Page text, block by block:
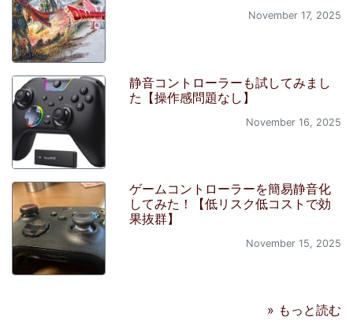
November 17, 2025
静音コントローラーも試してみまし
た【操作感問題なし】
November 16, 2025
ゲームコントローラーを簡易静音化
してみた！【低リスク低コストで効
果抜群】
November 15, 2025
» もっと読む